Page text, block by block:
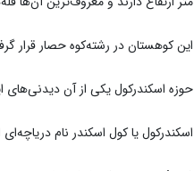
این کوهستان در رشته‌کوه حصار قرار
حوزه اسکندرکول یکی از آن
اسکندرکول یا کول اسکندر نام